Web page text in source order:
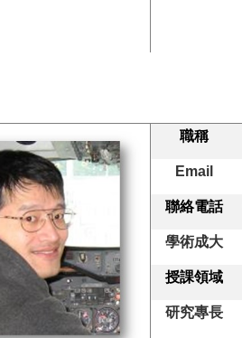
職稱
Email
聯絡電話
學術成大
授課領域
研究專長